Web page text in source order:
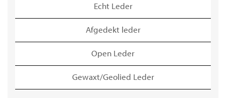
Echt Leder
Afgedekt leder
Open Leder
Gewaxt/Geolied Leder